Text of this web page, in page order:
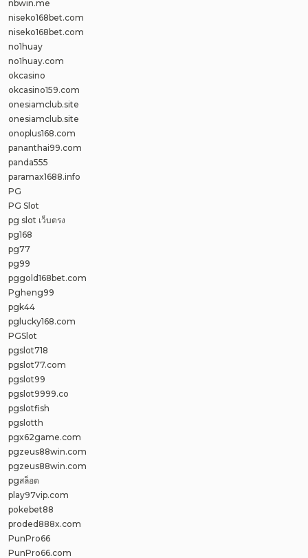
nbwin.me
niseko168bet.com
niseko168bet.com
no1huay
no1huay.com
okcasino
okcasino159.com
onesiamclub.site
onesiamclub.site
onoplus168.com
pananthai99.com
panda555
paramax1688.info
PG
PG Slot
pg slot เว็บตรง
pg168
pg77
pg99
pggold168bet.com
Pgheng99
pgk44
pglucky168.com
PGSlot
pgslot718
pgslot77.com
pgslot99
pgslot9999.co
pgslotfish
pgslotth
pgx62game.com
pgzeus88win.com
pgzeus88win.com
pgสล็อต
play97vip.com
pokebet88
proded888x.com
PunPro66
PunPro66.com